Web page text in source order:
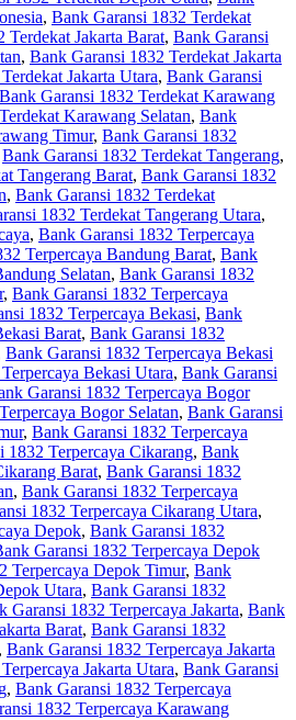
, Bank Garansi 1832 Terdekat
Terdekat Jakarta Barat, Bank Garansi
, Bank Garansi 1832 Terdekat Jakarta
Jakarta Utara, Bank Garansi
Bank Garansi 1832 Terdekat Karawang
Karawang Selatan, Bank
Timur, Bank Garansi 1832
Bank Garansi 1832 Terdekat Tangerang,
Tangerang Barat, Bank Garansi 1832
, Bank Garansi 1832 Terdekat
1832 Terdekat Tangerang Utara,
, Bank Garansi 1832 Terpercaya
Terpercaya Bandung Barat, Bank
Selatan, Bank Garansi 1832
, Bank Garansi 1832 Terpercaya
1832 Terpercaya Bekasi, Bank
Barat, Bank Garansi 1832
Bank Garansi 1832 Terpercaya Bekasi
Bekasi Utara, Bank Garansi
Garansi 1832 Terpercaya Bogor
Bogor Selatan, Bank Garansi
, Bank Garansi 1832 Terpercaya
1832 Terpercaya Cikarang, Bank
Barat, Bank Garansi 1832
, Bank Garansi 1832 Terpercaya
1832 Terpercaya Cikarang Utara,
Depok, Bank Garansi 1832
Garansi 1832 Terpercaya Depok
Terpercaya Depok Timur, Bank
Utara, Bank Garansi 1832
Garansi 1832 Terpercaya Jakarta, Bank
Barat, Bank Garansi 1832
, Bank Garansi 1832 Terpercaya Jakarta
Jakarta Utara, Bank Garansi
, Bank Garansi 1832 Terpercaya
1832 Terpercaya Karawang